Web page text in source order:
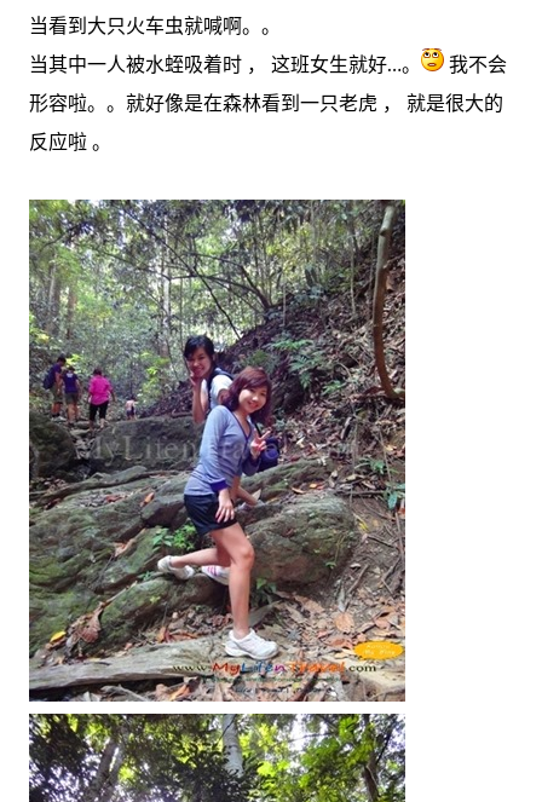
当看到大只火车虫就喊啊。。
当其中一人被水蛭吸着时 ， 这班女生就好…。
我不会
形容啦。。就好像是在森林看到一只老虎 ， 就是很大的
反应啦 。